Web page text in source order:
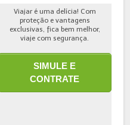
Viajar é uma delícia! Com
proteção e vantagens
exclusivas, fica bem melhor,
viaje com segurança.
SIMULE E
CONTRATE